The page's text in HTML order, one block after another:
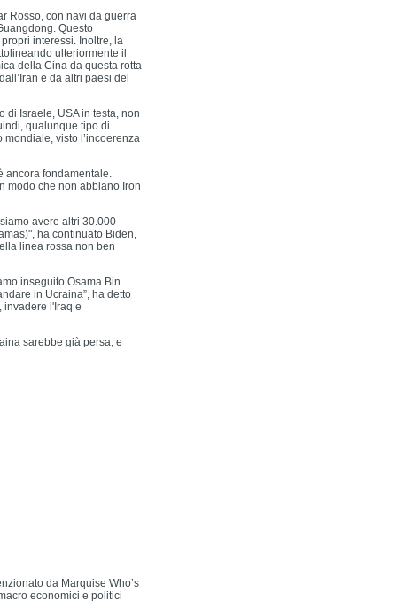
Rosso, con navi da guerra
Questo
interessi. Inoltre, la
ulteriormente il
della Cina da questa rotta
e da altri paesi del
di Israele, USA in testa, non
qualunque tipo di
visto l’incoerenza
ancora fondamentale.
modo che non abbiano Iron
avere altri 30.000
ha continuato Biden,
linea rossa non ben
inseguito Osama Bin
in Ucraina”, ha detto
invadere l'Iraq e
sarebbe già persa, e
da Marquise Who’s
economici e politici